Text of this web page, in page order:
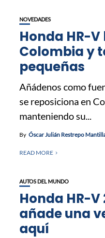
NOVEDADES
Honda HR-
Colombia y
pequeñas
Añádenos como
se reposiciona en
manteniendo su...
By Óscar Julián Restrepo
READ MORE
AUTOS DEL MUNDO
Honda HR-
añade una
aquí